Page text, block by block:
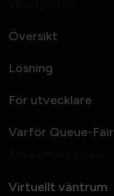
Översikt
Lösning
För utvecklare
Varför Queue-Fair
Virtuellt väntrum